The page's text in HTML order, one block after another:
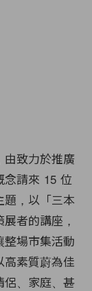
致力於推廣
念請來 15 位
題，以「三本
者的講座，
場市集活動
素質蔚為佳
侶、家庭、甚